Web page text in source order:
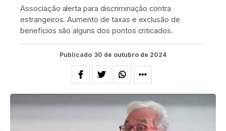
Associação alerta para discriminação contra
estrangeiros. Aumento de taxas e exclusão de
benefícios são alguns dos pontos criticados.
Publicado 30 de outubro de 2024